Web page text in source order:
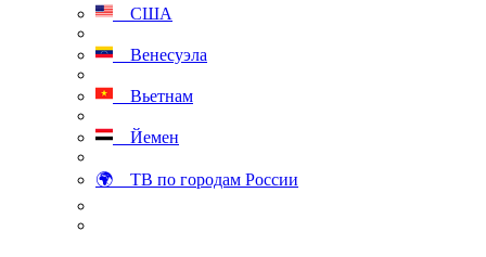
США
Венесуэла
Вьетнам
Йемен
🌍 ТВ по городам России